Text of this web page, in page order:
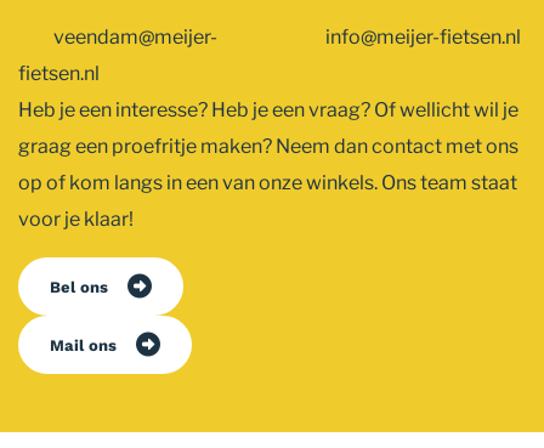
veendam@meijer-
fietsen.nl
info@meijer-fietsen.nl
Heb je een interesse? Heb je een vraag? Of wellicht wil je
graag een proefritje maken? Neem dan contact met ons
op of kom langs in een van onze winkels. Ons team staat
voor je klaar!
Bel ons
Mail ons